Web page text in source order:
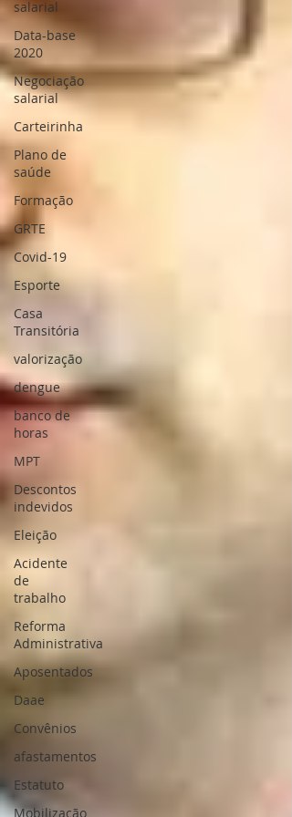
salarial
Data-base
2020
Negociação
salarial
Carteirinha
Plano de
saúde
Formação
GRTE
Covid-19
Esporte
Casa
Transitória
valorização
dengue
banco de
horas
MPT
Descontos
indevidos
Eleição
Acidente
de
trabalho
Reforma
Administrativa
Aposentados
Daae
Convênios
afastamentos
Estatuto
Mobilização